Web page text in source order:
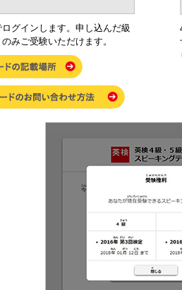
グインします。申し込んだ級
みご受験いただけます。